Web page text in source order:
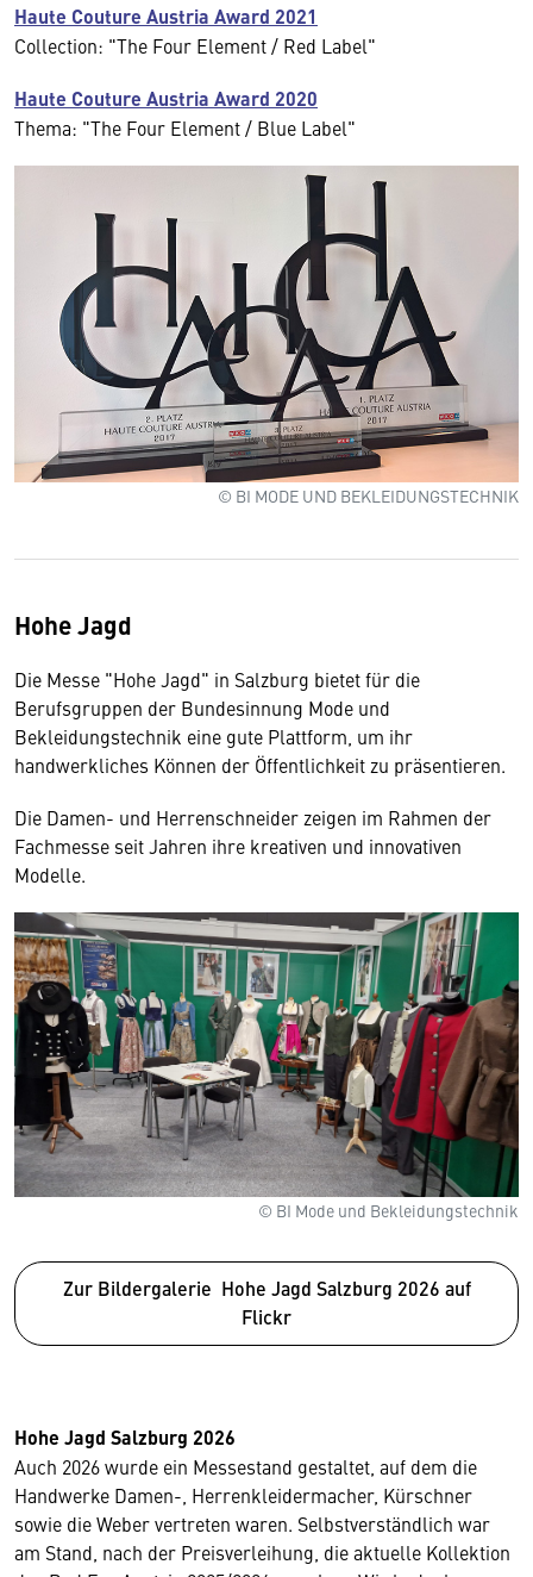
Haute Couture Austria Award 2021
Collection: "The Four Element / Red Label"
Haute Couture Austria Award 2020
Thema: "The Four Element / Blue Label"
© BI MODE UND BEKLEIDUNGSTECHNIK
Hohe Jagd
Die Messe "Hohe Jagd" in Salzburg bietet für die
Berufsgruppen der Bundesinnung Mode und
Bekleidungstechnik eine gute Plattform, um ihr
handwerkliches Können der Öffentlichkeit zu präsentieren.
Die Damen- und Herrenschneider zeigen im Rahmen der
Fachmesse seit Jahren ihre kreativen und innovativen
Modelle.
© BI Mode und Bekleidungstechnik
Zur Bildergalerie Hohe Jagd Salzburg 2026 auf
Flickr
Hohe Jagd Salzburg 2026
Auch 2026 wurde ein Messestand gestaltet, auf dem die
Handwerke Damen-, Herrenkleidermacher, Kürschner
sowie die Weber vertreten waren. Selbstverständlich war
am Stand, nach der Preisverleihung, die aktuelle Kollektion